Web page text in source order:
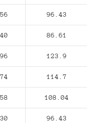
96.43
86.61
123.9
114.7
108.04
96.43